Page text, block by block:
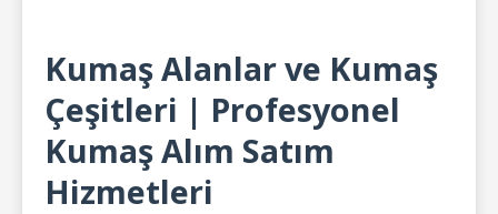
Kumaş Alanlar ve Kumaş
Çeşitleri | Profesyonel
Kumaş Alım Satım
Hizmetleri